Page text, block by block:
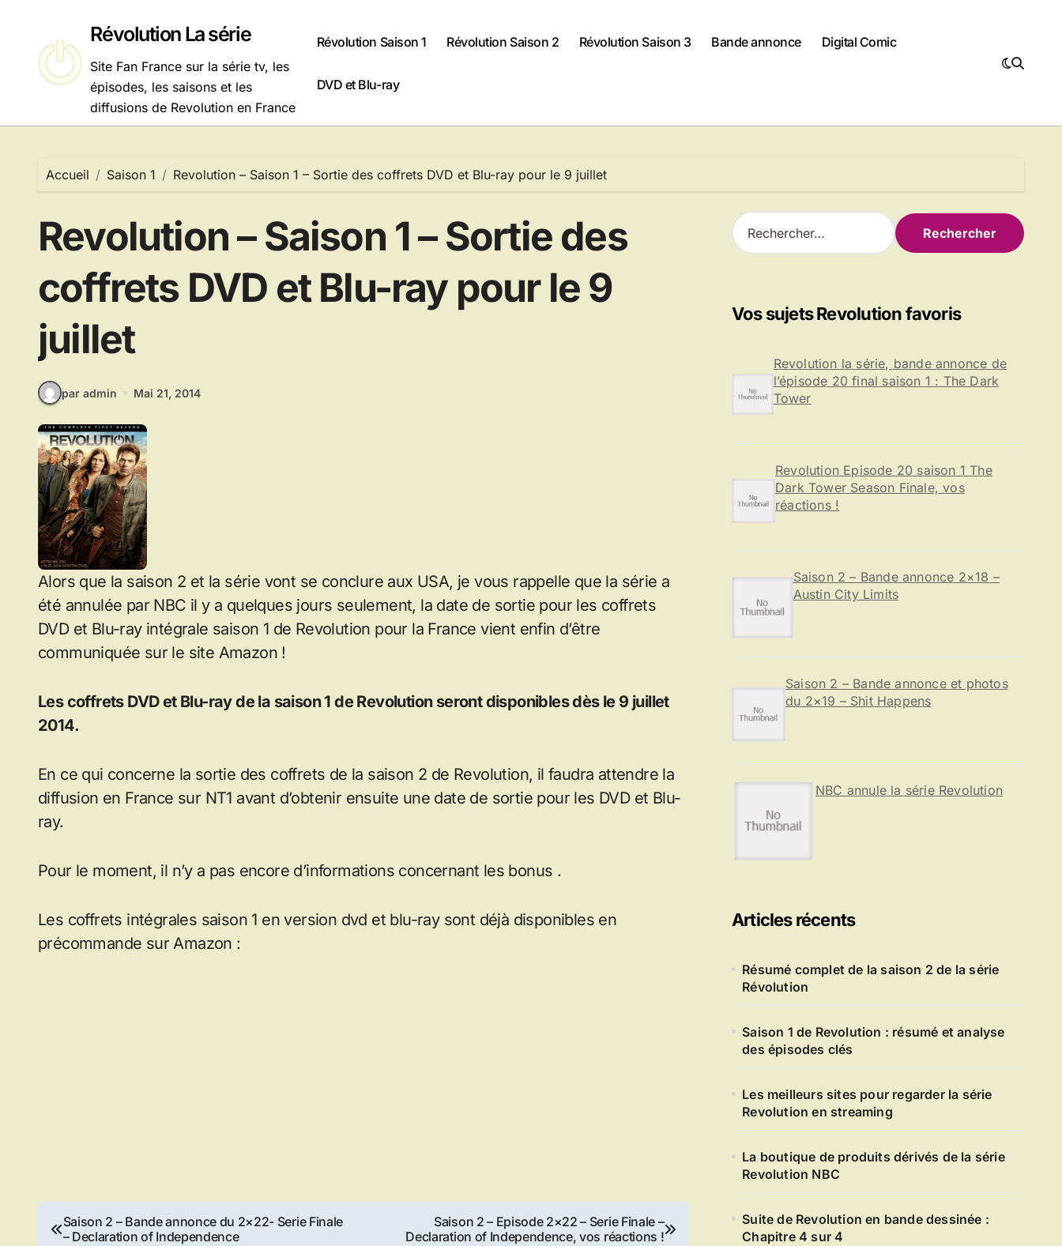
contenu
Révolution La série
Site Fan France sur la série tv, les
épisodes, les saisons et les
diffusions de Revolution en France
Révolution Saison 1 Révolution Saison 2 Révolution Saison 3 Bande annonce Digital Comic
DVD et Blu-ray
Accueil Saison 1 Revolution – Saison 1 – Sortie des coffrets DVD et Blu-ray pour le 9 juillet
Revolution – Saison 1 – Sortie des
coffrets DVD et Blu-ray pour le 9
juillet
par admin Mai 21, 2014
Alors que la saison 2 et la série vont se conclure aux USA, je vous rappelle que la série a
été annulée par NBC il y a quelques jours seulement, la date de sortie pour les coffrets
DVD et Blu-ray intégrale saison 1 de Revolution pour la France vient enfin d’être
communiquée sur le site Amazon !
Les coffrets DVD et Blu-ray de la saison 1 de Revolution seront disponibles dès le 9 juillet
2014.
En ce qui concerne la sortie des coffrets de la saison 2 de Revolution, il faudra attendre la
diffusion en France sur NT1 avant d’obtenir ensuite une date de sortie pour les DVD et Blu-
ray.
Pour le moment, il n’y a pas encore d’informations concernant les bonus .
Les coffrets intégrales saison 1 en version dvd et blu-ray sont déjà disponibles en
précommande sur Amazon :
Navigation
Saison 2 – Bande annonce du 2×22- Serie Finale
– Declaration of Independence
Saison 2 – Episode 2×22 – Serie Finale –
Declaration of Independence, vos réactions !
R
e
r
c
r
Vos sujets Revolution favoris
Revolution la série, bande annonce de
l’épisode 20 final saison 1 : The Dark
Tower
Revolution Episode 20 saison 1 The
Dark Tower Season Finale, vos
réactions !
Saison 2 – Bande annonce 2×18 –
Austin City Limits
Saison 2 – Bande annonce et photos
du 2×19 – Shit Happens
NBC annule la série Revolution
Articles récents
Résumé complet de la saison 2 de la série
Révolution
Saison 1 de Revolution : résumé et analyse
des épisodes clés
Les meilleurs sites pour regarder la série
Revolution en streaming
La boutique de produits dérivés de la série
Revolution NBC
Suite de Revolution en bande dessinée :
Chapitre 4 sur 4